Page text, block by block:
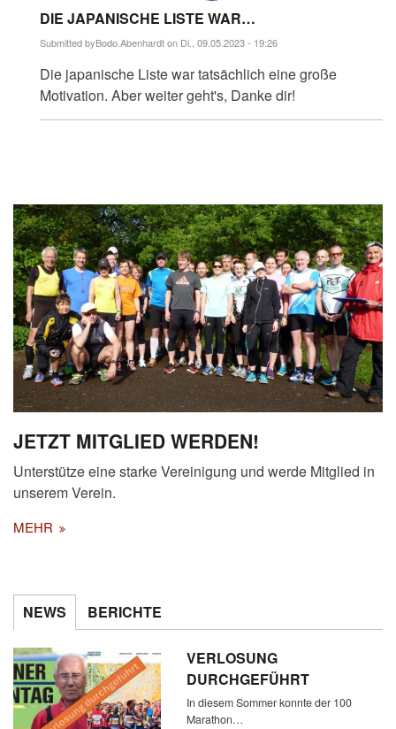
DIE JAPANISCHE LISTE WAR…
Submitted byBodo.Abenhardton Di., 09.05.2023 - 19:26
auf
Hallo
Bodo,
meinen…
Die japanische Liste war tatsächlich eine große
Motivation. Aber weiter geht's, Danke dir!
JETZT MITGLIED WERDEN!
Unterstütze eine starke Vereinigung und werde Mitglied in
unserem Verein.
MEHR
NEWS BERICHTE
VERLOSUNG
DURCHGEFÜHRT
In diesem Sommer konnte der 100
Marathon…